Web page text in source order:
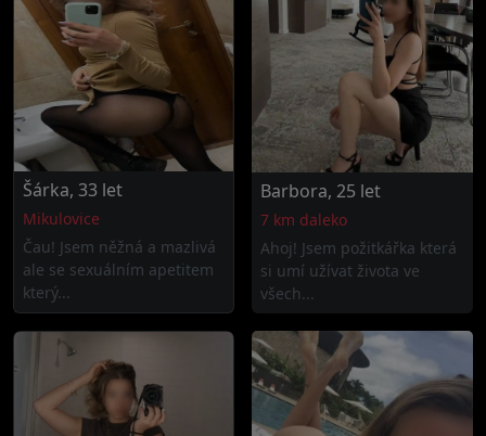
Šárka, 33 let
Mikulovice
Čau! Jsem něžná a mazlivá
ale se sexuálním apetitem
který...
Barbora, 25 let
7 km daleko
Ahoj! Jsem požitkářka která
si umí užívat života ve
všech...